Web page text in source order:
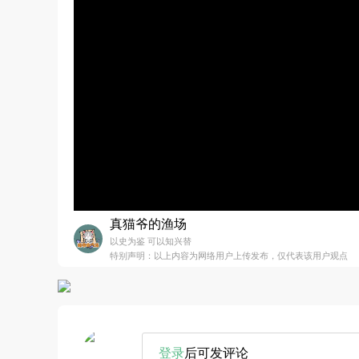
真猫爷的渔场
以史为鉴 可以知兴替
特别声明：以上内容为网络用户上传发布，仅代表该用户观点
登录后可发评论